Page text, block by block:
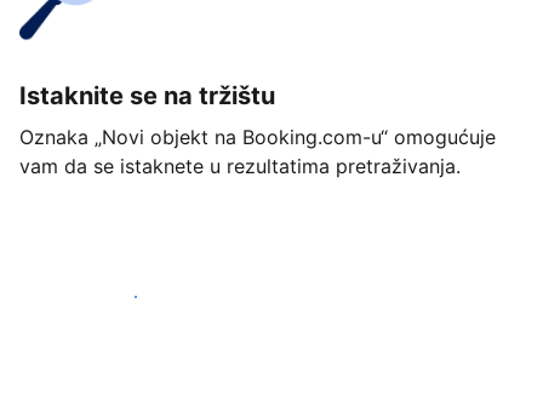
Istaknite se na tržištu
Oznaka „Novi objekt na Booking.com-u“ omogućuje
vam da se istaknete u rezultatima pretraživanja.
Započnite već danas